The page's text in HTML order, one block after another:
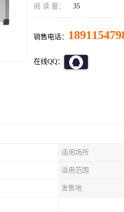
阅 读 量： 35
销售电话：
在线QQ：
适用场所
适用范围
发售地